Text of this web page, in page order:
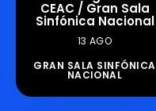
CEAC / Gran Sala
Sinfónica Nacional
13 AGO
GRAN SALA SINFÓNICA
NACIONAL